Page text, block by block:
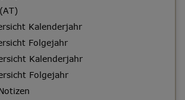
Kalenderjahr
Folgejahr
Kalenderjahr
Folgejahr